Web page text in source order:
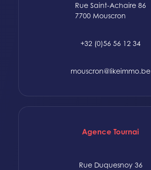
Rue Saint-Achaire 86
7700 Mouscron
+32 (0)56 56 12 34
mouscron@likeimmo.be
Agence Tournai
Rue Duquesnoy 36